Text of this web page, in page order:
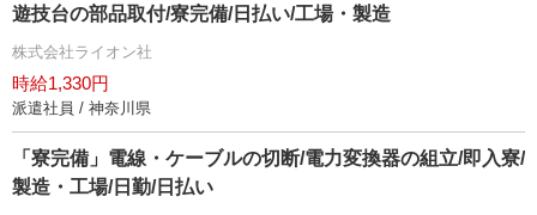
遊技台の部品取付/寮完備/日払い/工場・製造
株式会社ライオン社
時給1,330円
派遣社員 / 神奈川県
「寮完備」電線・ケーブルの切断/電力変換器の組立/即入寮/
製造・工場/日勤/日払い